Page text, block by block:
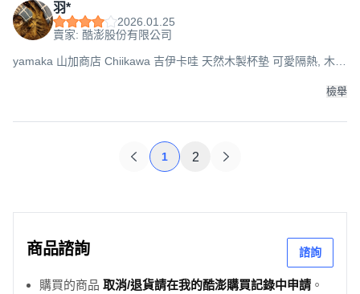
羽*
2026.01.25
賣家: 酷澎股份有限公司
yamaka 山加商店 Chiikawa 吉伊卡哇 天然木製杯墊 可愛隔熱, 木頭
檢舉
1 2
商品諮詢 諮詢
購買的商品 取消/退貨請在我的酷澎購買記錄中申請 。